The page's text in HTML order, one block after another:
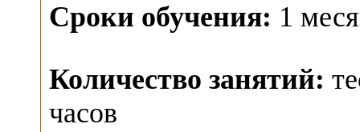
Сроки обучения: 1
Количество занятий:
часов